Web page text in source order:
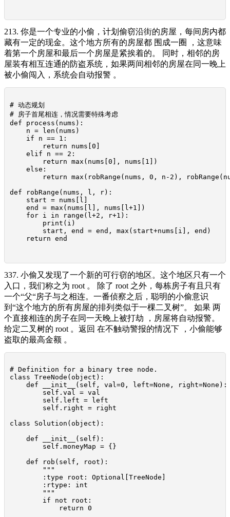
213. 你是一个专业的小偷，计划偷窃沿街的房屋，每间房内都
藏有一定的现金。这个地方所有的房屋都 围成一圈 ，这意味
着第一个房屋和最后一个房屋是紧挨着的。 同时，相邻的房
屋装有相互连通的防盗系统，如果两间相邻的房屋在同一晚上
被小偷闯入，系统会自动报警 。
# 动态规划
# 房子首尾相连，情况需要特殊考虑
def process(nums):
    n = len(nums)
    if n == 1:
        return nums[0]
    elif n == 2:
        return max(nums[0], nums[1])
    else:
return max(robRange(nums, 0, n-2),
def robRange(nums, l, r):
    start = nums[l]
    end = max(nums[l], nums[l+1])
    for i in range(l+2, r+1):
        print(i)
        start, end = end, max(start+nums[i], end)
    return end
337. 小偷又发现了一个新的可行窃的地区。这个地区只有一个
入口，我们称之为 root 。 除了 root 之外，每栋房子有且只有
一个“父“房子与之相连。一番侦察之后，聪明的小偷意识
到“这个地方的所有房屋的排列类似于一棵二叉树”。 如果 两
个直接相连的房子在同一天晚上被打劫 ，房屋将自动报警。
给定二叉树的 root 。返回 在不触动警报的情况下 ，小偷能够
盗取的最高金额 。
# Definition for a binary tree node.
class TreeNode(object):
    def __init__(self, val=0, left=None, right=None):
        self.val = val
        self.left = left
        self.right = right
class Solution(object):
    def __init__(self):
        self.moneyMap = {}
    def rob(self, root):
        """
        :type root: Optional[TreeNode]
        :rtype: int
        """
        if not root:
            return 0